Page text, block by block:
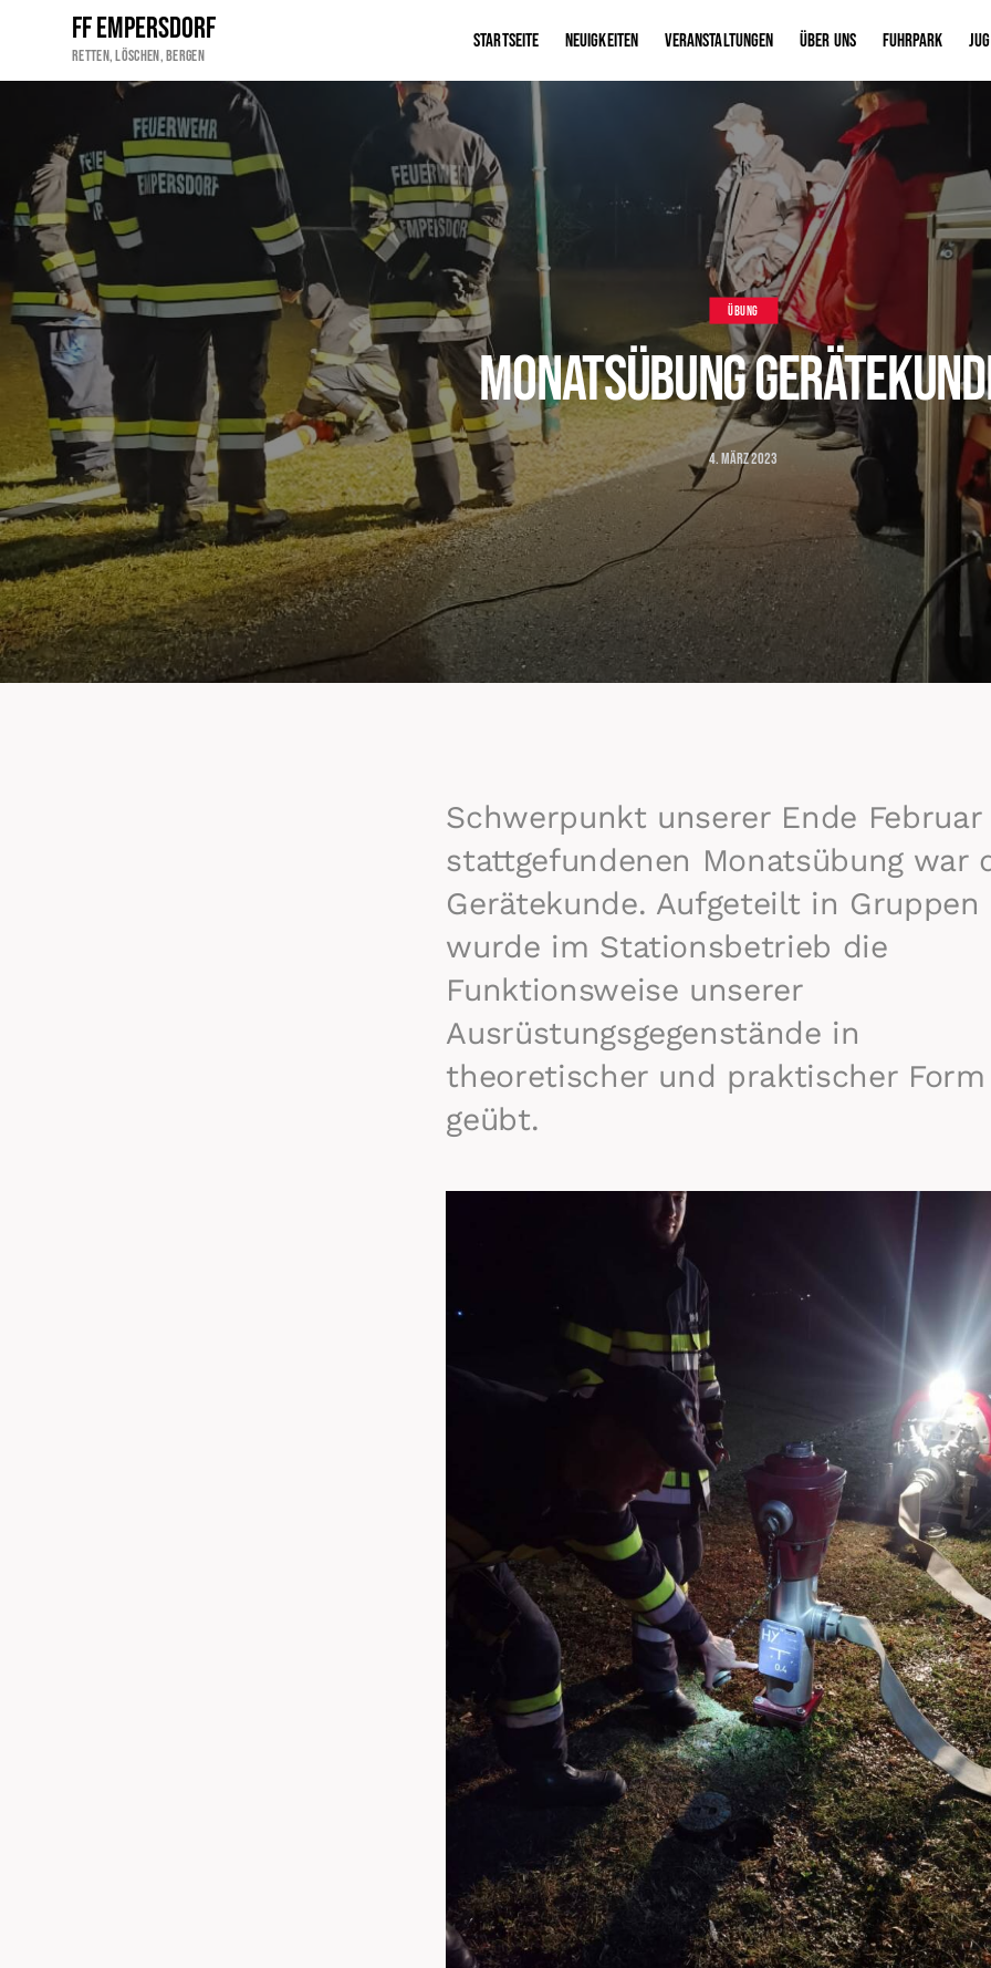
FF Empersdorf
Retten, Löschen, Bergen
Startseite Neuigkeiten Veranstaltungen Über uns Fuhrpark
ÜBUNG
Monatsübung
4. März 2023
Schwerpunkt unserer Ende Februar
stattgefundenen Monatsübung war
Gerätekunde. Aufgeteilt in Gruppen
wurde im Stationsbetrieb die
Funktionsweise unserer
Ausrüstungsgegenstände in
theoretischer und praktischer Form
geübt.